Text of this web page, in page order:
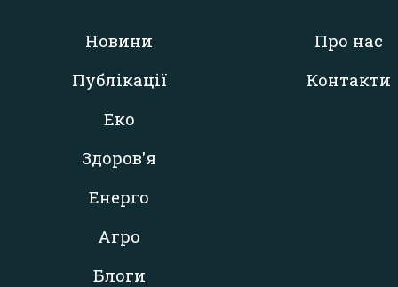
Новини
Публікації
Еко
Здоров'я
Енерго
Агро
Блоги
Про нас
Контакти